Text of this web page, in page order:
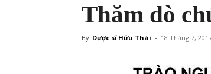
Thăm dò
By Dược sĩ Hữu Thái - 18 Tháng 7,